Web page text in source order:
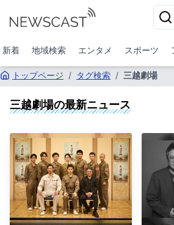
新着 地域検索 エンタメ スポーツ
トップページ / タグ検索 / 三越劇場
三越劇場の最新ニュース